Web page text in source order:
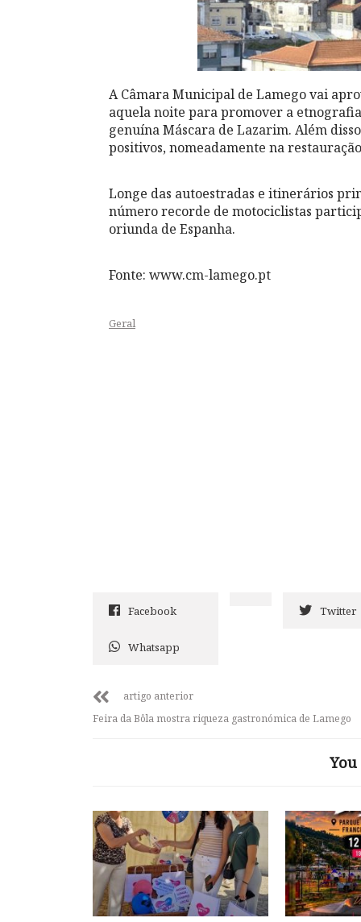
A Câmara Municipal de Lamego vai
aquela noite para promover a
genuína Máscara de Lazarim. Além
positivos, nomeadamente na
Longe das autoestradas e itinerários
número recorde de motociclistas
oriunda de Espanha.
Fonte: www.cm-lamego.pt
Geral
Facebook Twitter
Whatsapp
artigo anterior
Feira da Bôla mostra riqueza gastronómica de Lamego